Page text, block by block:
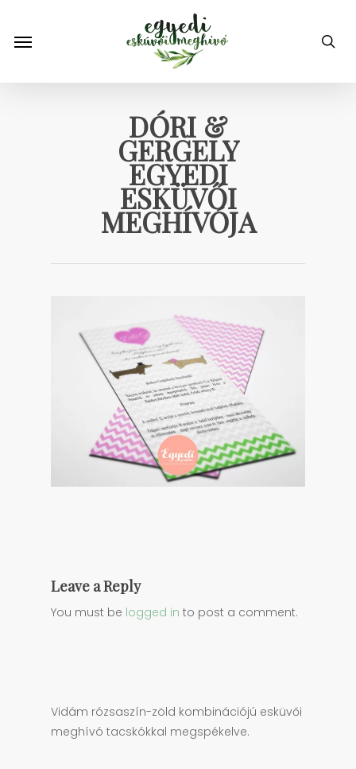
main
Menu
DÓRI &
GERGELY
EGYEDI
ESKÜVŐI
MEGHÍVÓJA
Leave a Reply
You must be logged in to post a comment.
Vidám rózsaszín-zöld kombinációjú esküvői
meghívó tacskókkal megspékelve.